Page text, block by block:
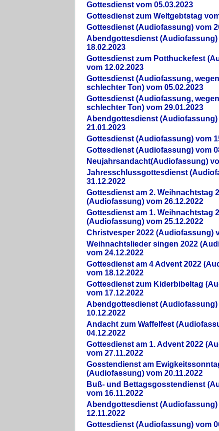
Gottesdienst vom 05.03.2023
Gottesdienst zum Weltgebtstag
Gottesdienst (Audiofassung) vom
Abendgottesdienst (Audiofassung)
18.02.2023
Gottesdienst zum Potthuckefest
vom 12.02.2023
Gottesdienst (Audiofassung,
schlechter Ton) vom 05.02.2023
Gottesdienst (Audiofassung,
schlechter Ton) vom 29.01.2023
Abendgottesdienst (Audiofassung)
21.01.2023
Gottesdienst (Audiofassung) vom
Gottesdienst (Audiofassung) vom
Neujahrsandacht(Audiofassung)
Jahresschlussgottesdienst
31.12.2022
Gottesdienst am 2. Weihnachtstag
(Audiofassung) vom 26.12.2022
Gottesdienst am 1. Weihnachtstag
(Audiofassung) vom 25.12.2022
Christvesper 2022 (Audiofassung)
Weihnachtslieder singen 2022
vom 24.12.2022
Gottesdienst am 4 Advent 2022
vom 18.12.2022
Gottesdienst zum Kiderbibeltag
vom 17.12.2022
Abendgottesdienst (Audiofassung)
10.12.2022
Andacht zum Waffelfest
04.12.2022
Gottesdienst am 1. Advent 2022
vom 27.11.2022
Gosstendienst am
(Audiofassung) vom 20.11.2022
Buß- und Bettagsgosstendienst
vom 16.11.2022
Abendgottesdienst (Audiofassung)
12.11.2022
Gottesdienst (Audiofassung) vom